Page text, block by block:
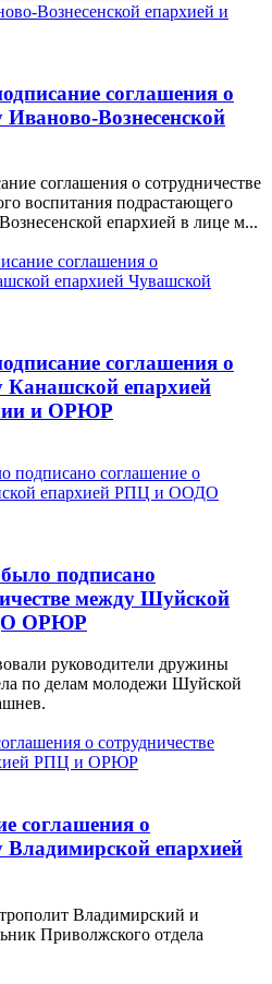
соглашения о
Иваново-Вознесенской
соглашения о сотрудничестве
воспитания подрастающего
епархией в лице м...
соглашения о
Канашской епархией
и ОРЮР
подписано
между Шуйской
ОРЮР
руководители дружины
по делам молодежи Шуйской
соглашения о
Владимирской епархией
Владимирский и
Приволжского отдела